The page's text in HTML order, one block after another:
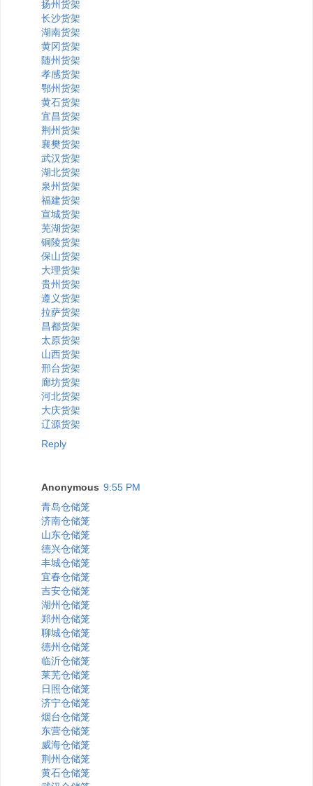
扬州货架
长沙货架
湖南货架
黄冈货架
随州货架
孝感货架
鄂州货架
黄石货架
宜昌货架
荆州货架
襄樊货架
武汉货架
湖北货架
泉州货架
福建货架
宣城货架
芜湖货架
铜陵货架
保山货架
大理货架
贵州货架
遵义货架
拉萨货架
昌都货架
太原货架
山西货架
邢台货架
廊坊货架
河北货架
大庆货架
辽源货架
Reply
Anonymous 9:55 PM
青岛仓储笼
济南仓储笼
山东仓储笼
德兴仓储笼
丰城仓储笼
宜春仓储笼
吉安仓储笼
湖州仓储笼
郑州仓储笼
聊城仓储笼
德州仓储笼
临沂仓储笼
莱芜仓储笼
日照仓储笼
济宁仓储笼
烟台仓储笼
东营仓储笼
威海仓储笼
荆州仓储笼
黄石仓储笼